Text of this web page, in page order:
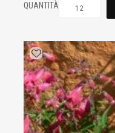
QUANTITÀ